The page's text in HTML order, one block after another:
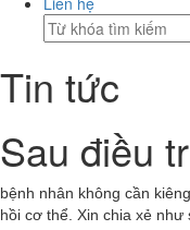
Tin tức
Sau điều
bệnh nhân không cần
hồi cơ thể. Xin chia xẻ như